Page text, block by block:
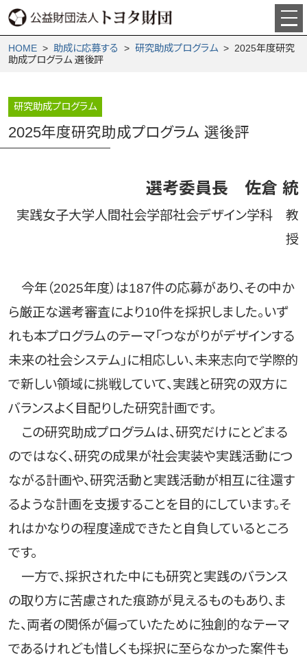
HOME> 助成に応募する > 研究助成プログラム> 2025年度研究
助成プログラム 選後評
研究助成プログラム
2025年度研究助成プログラム 選後評
選考委員長 佐倉 統
実践女子大学人間社会学部社会デザイン学科 教
授
今年（2025年度）は187件の応募があり、その中か
ら厳正な選考審査により10件を採択しました。いず
れも本プログラムのテーマ「つながりがデザインする
未来の社会システム」に相応しい、未来志向で学際的
で新しい領域に挑戦していて、実践と研究の双方に
バランスよく目配りした研究計画です。
この研究助成プログラムは、研究だけにとどまる
のではなく、研究の成果が社会実装や実践活動につ
ながる計画や、研究活動と実践活動が相互に往還す
るような計画を支援することを目的にしています。そ
れはかなりの程度達成できたと自負しているところ
です。
一方で、採択された中にも研究と実践のバランス
の取り方に苦慮された痕跡が見えるものもあり、ま
た、両者の関係が偏っていたために独創的なテーマ
であるけれども惜しくも採択に至らなかった案件も